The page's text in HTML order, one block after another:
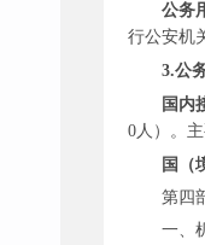
公务
行公安机
3.公
国内
0人）。
国（
第四
一、